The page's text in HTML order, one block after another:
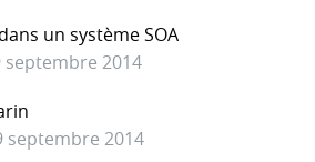
un système SOA
septembre 2014
septembre 2014